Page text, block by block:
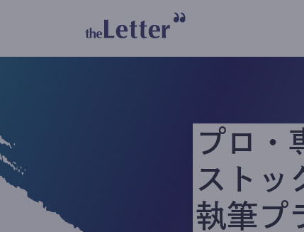
プロ・
ストッ
執筆プ